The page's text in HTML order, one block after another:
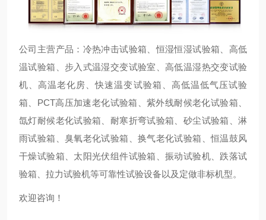
公司主营产品：冷热冲击试验箱、恒湿恒湿试验箱、高低
温试验箱、步入式温湿交变试验室、高低温湿热交变试验
机、高温老化房、快速温变试验箱、高低温低气压试验
箱、PCT高压加速老化试验箱、紫外线耐候老化试验箱、
氙灯耐候老化试验箱、耐寒折弯试验箱、砂尘试验箱、淋
雨试验箱、臭氧老化试验箱、换气老化试验箱、恒温鼓风
干燥试验箱、太阳光伏组件试验箱、振动试验机、跌落试
验箱、拉力试验机等可靠性试验设备以及定做非标机型。
欢迎咨询！